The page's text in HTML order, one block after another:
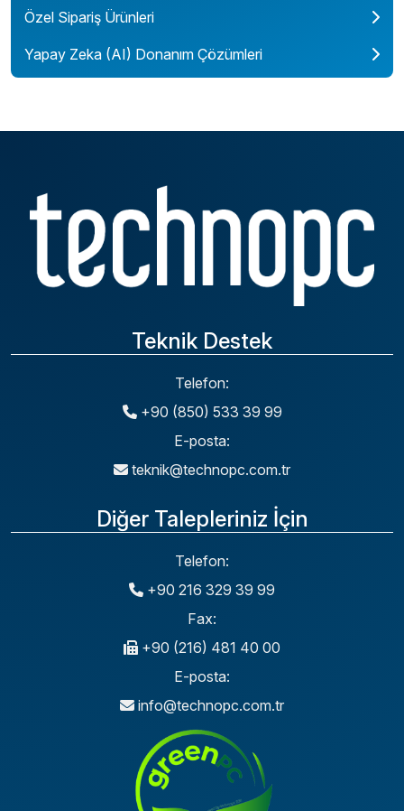
Özel Sipariş Ürünleri
Yapay Zeka (AI) Donanım Çözümleri
Teknik Destek
Telefon:
+90 (850) 533 39 99
E-posta:
teknik@technopc.com.tr
Diğer Talepleriniz İçin
Telefon:
+90 216 329 39 99
Fax:
+90 (216) 481 40 00
E-posta:
info@technopc.com.tr